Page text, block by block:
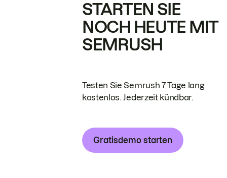
STARTEN SIE
NOCH HEUTE MIT
SEMRUSH
Testen Sie Semrush 7 Tage lang
kostenlos. Jederzeit kündbar.
Gratisdemo starten